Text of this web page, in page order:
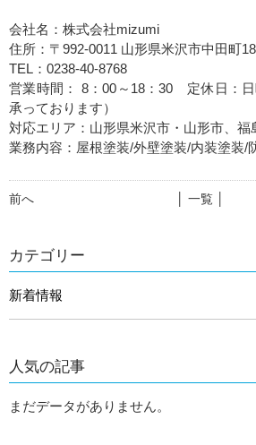
会社名：株式会社mizumi
住所：〒992-0011 山形県米沢市中田町
TEL：0238-40-8768
営業時間： 8：00～18：30 定休日：
承っております）
対応エリア：山形県米沢市・山形市、
業務内容：屋根塗装/外壁塗装/内装塗装/
前へ │ 一覧 │
カテゴリー
新着情報
人気の記事
まだデータがありません。